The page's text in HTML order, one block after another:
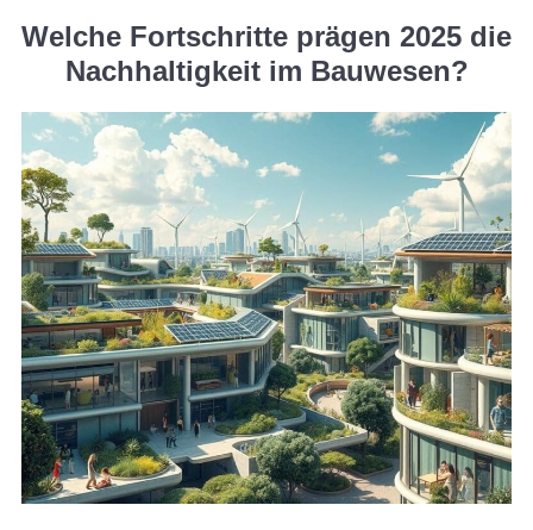
Welche Fortschritte prägen 2025 die
Nachhaltigkeit im Bauwesen?